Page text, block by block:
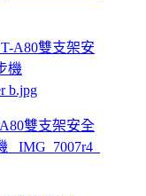
雙支架安全